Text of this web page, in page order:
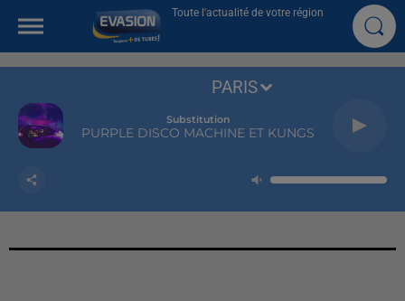
Toute l'actualité de votre région
Substitution
PURPLE DISCO MACHINE ET KUNGS
PARIS